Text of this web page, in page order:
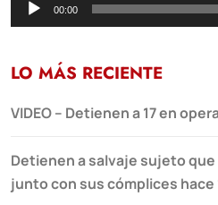
00:00
LO MÁS RECIENTE
VIDEO – Detienen a 17 en
Detienen a salvaje sujeto
junto con sus cómplices hace